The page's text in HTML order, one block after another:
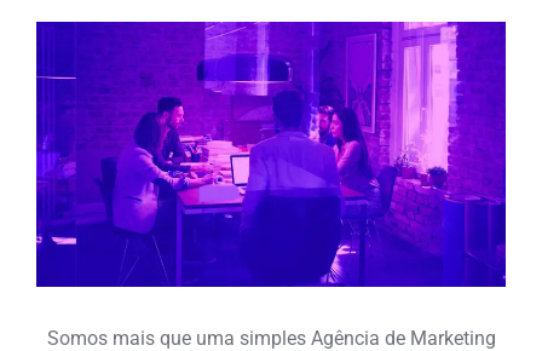
Somos mais que uma simples Agência de Marketing